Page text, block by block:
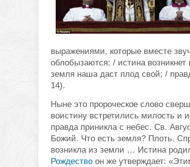
выражениями, которые вместе
облобызаются; / истина
земля наша даст плод свой; /
14).
Ныне это пророческое слово
воистину встретились милость и
правда приникла с небес. Св.
Божий. Что есть земля? Плоть.
возникла из земли … Истина
Рождество он же утверждает: